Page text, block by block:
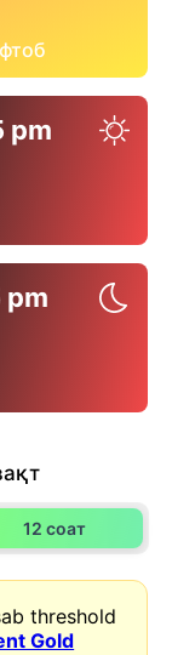
pm
pm
12 соат
threshold
Gold